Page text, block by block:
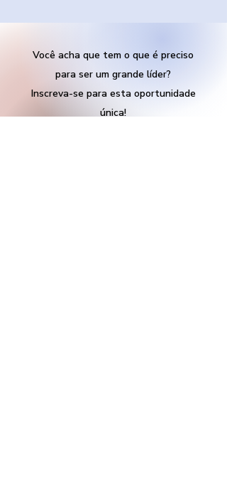
Você acha que tem o que é preciso
para ser um grande líder?
Inscreva-se para esta oportunidade
única!